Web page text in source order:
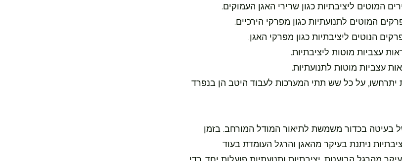
יתרחשו, על כל שש תתי המערכות לעבוד היטב הן בנפרד
בעיטה בכדור משמשת לתיאור המודל המורחב. בזמן
ניתנת בעיקר מהאגן והרגל העומדת בעוד